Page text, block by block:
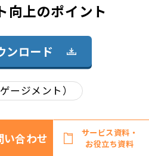
向上のポイント
ンロード
ージメント）
い合わせ
サービス資料・
お役立ち資料